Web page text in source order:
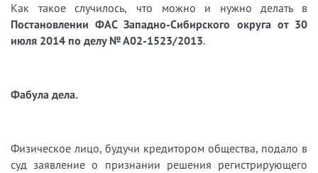
Как такое случилось, что можно и нужно делать в
Постановлении ФАС Западно-Сибирского округа от 30
июля 2014 по делу № А02-1523/2013.
Фабула дела.
Физическое лицо, будучи кредитором общества, подало в
суд заявление о признании решения регистрирующего